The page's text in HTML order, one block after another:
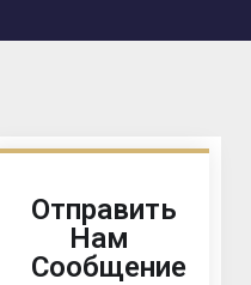
Отправить
Нам
Сообщение